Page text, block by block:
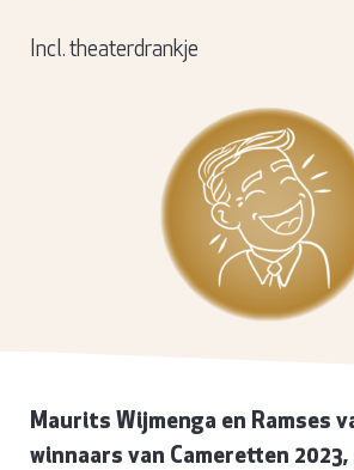
Incl. theaterdrankje
Maurits Wijmenga en Ramses
winnaars van Cameretten